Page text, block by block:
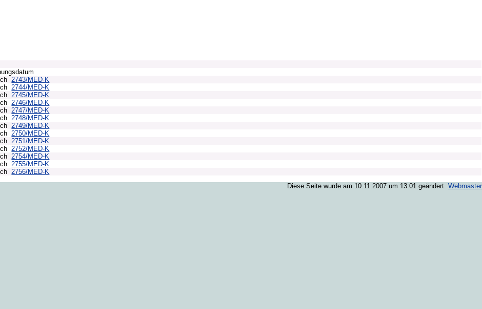
2743/MED-K
2744/MED-K
2745/MED-K
2746/MED-K
2747/MED-K
2748/MED-K
2749/MED-K
2750/MED-K
2751/MED-K
2752/MED-K
2754/MED-K
2755/MED-K
2756/MED-K
Diese Seite wurde am 10.11.2007 um 13:01 geändert. Webmaster